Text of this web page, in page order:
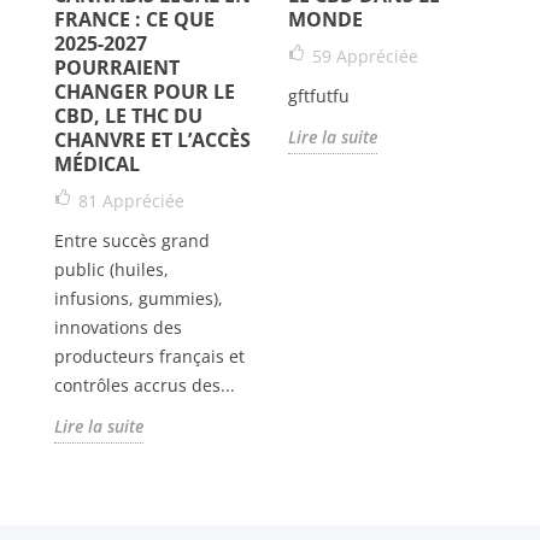
FRANCE : CE QUE
2025-2027
POURRAIENT
CHANGER POUR LE
CBD, LE THC DU
CHANVRE ET L’ACCÈS
MÉDICAL
81 Appréciée
Entre succès grand
public (huiles,
infusions, gummies),
innovations des
producteurs français et
contrôles accrus des...
Lire la suite
MONDE
59 Appréciée
gftfutfu
Lire la suite